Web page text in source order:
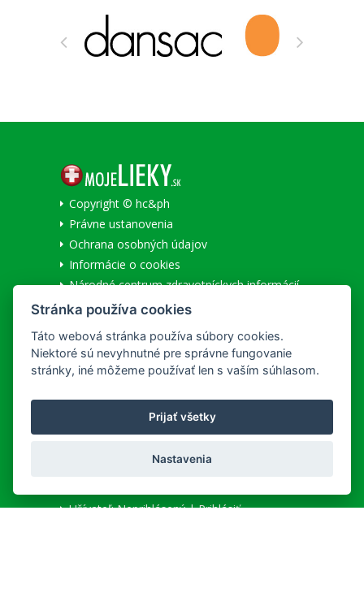
Copyright © hc&ph
Právne ustanovenia
Ochrana osobných údajov
Informácie o cookies
Národné centrum zdravotníckych informácií
SLUŽBY
Všeobecné obchodné podmienky
Lekáreň na Korze
Doručenie a platba
REKLAMAČNÝ PORIADOK
Detailné podmienky reklamácie
Užívateľ:Neprihlásený|Prihlásiť
Stránka používa cookies
Táto webová stránka používa súbory cookies.
Niektoré sú nevyhnutné pre správne fungovanie
stránky, iné môžeme používať len s vaším súhlasom.
Prijať všetky
Nastavenia